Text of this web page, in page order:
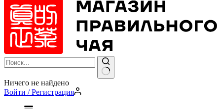
Ничего не найдено
Войти / Регистрация